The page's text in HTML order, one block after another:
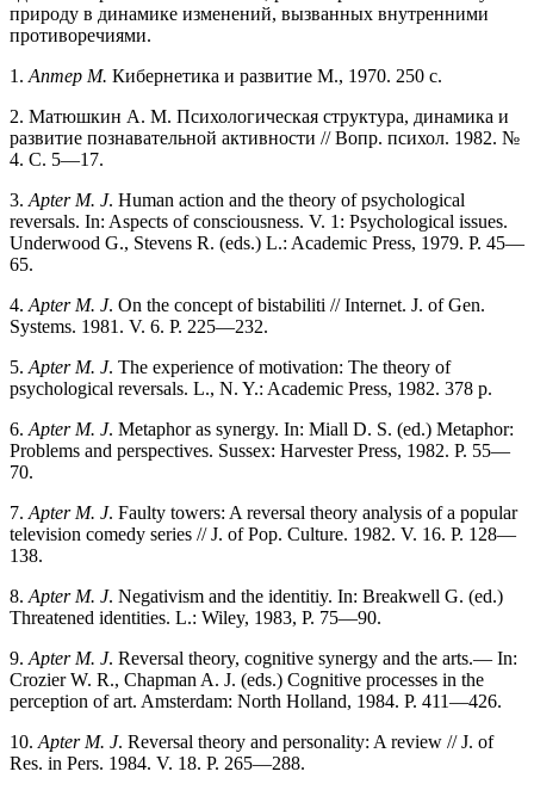
природу в динамике изменений, вызванных внутренними
противоречиями.
1. Аптер M. Кибернетика и развитие М., 1970. 250 с.
2. Матюшкин А. М. Психологическая структура, динамика и
развитие познавательной активности // Вопр. психол. 1982. №
4. С. 5—17.
3. Apter M. J. Human action and the theory of psychological
reversals. In: Aspects of consciousness. V. 1: Psychological issues.
Underwood G., Stevens R. (eds.) L.: Academic Press, 1979. P. 45—
65.
4. Apter M. J. On the concept of bistabiliti // Internet. J. of Gen.
Systems. 1981. V. 6. P. 225—232.
5. Apter M. J. The experience of motivation: The theory of
psychological reversals. L., N. Y.: Academic Press, 1982. 378 p.
6. Apter M. J. Metaphor as synergy. In: Miall D. S. (ed.) Metaphor:
Problems and perspectives. Sussex: Harvester Press, 1982. P. 55—
70.
7. Apter M. J. Faulty towers: A reversal theory analysis of a popular
television comedy series // J. of Pop. Culture. 1982. V. 16. P. 128—
138.
8. Apter M. J. Negativism and the identitiy. In: Breakwell G. (ed.)
Threatened identities. L.: Wiley, 1983, P. 75—90.
9. Apter M. J. Reversal theory, cognitive synergy and the arts.— In:
Crozier W. R., Chapman A. J. (eds.) Cognitive processes in the
perception of art. Amsterdam: North Holland, 1984. P. 411—426.
10. Apter M. J. Reversal theory and personality: A review // J. of
Res. in Pers. 1984. V. 18. P. 265—288.